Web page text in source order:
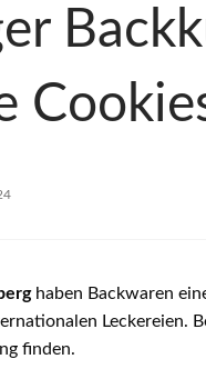
haben Backwaren
Leckereien.
finden.